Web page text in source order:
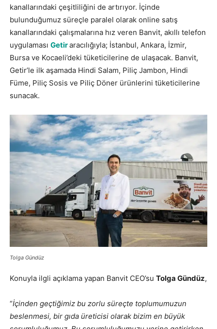
kanallarındaki çeşitliliğini de artırıyor. İçinde
bulunduğumuz süreçle paralel olarak online satış
kanallarındaki çalışmalarına hız veren Banvit, akıllı telefon
uygulaması Getiraracılığıyla; İstanbul, Ankara, İzmir,
Bursa ve Kocaeli’deki tüketicilerine de ulaşacak. Banvit,
Getir’le ilk aşamada Hindi Salam, Piliç Jambon, Hindi
Füme, Piliç Sosis ve Piliç Döner ürünlerini tüketicilerine
sunacak.
Tolga Gündüz
Konuyla ilgli açıklama yapan Banvit CEO’su Tolga Gündüz,
“İçinden geçtiğimiz bu zorlu süreçte toplumumuzun
beslenmesi, bir gıda üreticisi olarak bizim en büyük